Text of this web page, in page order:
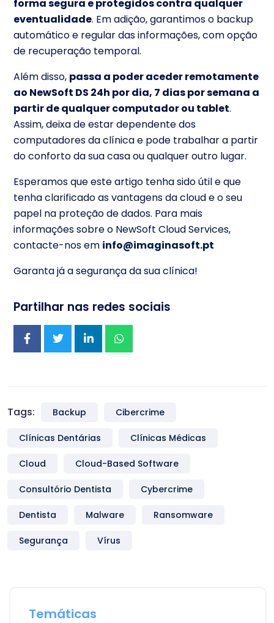
forma segura e protegidos contra qualquer
eventualidade. Em adição, garantimos o backup
automático e regular das informações, com opção
de recuperação temporal.
Além disso, passa a poder aceder remotamente
ao NewSoft DS 24h por dia, 7 dias por semana a
partir de qualquer computador ou tablet.
Assim, deixa de estar dependente dos
computadores da clínica e pode trabalhar a partir
do conforto da sua casa ou qualquer outro lugar.
Esperamos que este artigo tenha sido útil e que
tenha clarificado as vantagens da cloud e o seu
papel na proteção de dados. Para mais
informações sobre o NewSoft Cloud Services,
contacte-nos em info@imaginasoft.pt
Garanta já a segurança da sua clínica!
Partilhar nas redes sociais
Tags: Backup Cibercrime
Clínicas Dentárias Clínicas Médicas
Cloud Cloud-Based Software
Consultório Dentista Cybercrime
Dentista Malware Ransomware
Segurança Vírus
Temáticas